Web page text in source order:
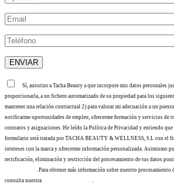
Sí, autorizo a Tacha Beauty a que incorpore mis datos personales
proporcionarla, a un fichero automatizado de su propiedad para los
mantener una relación contractual 2) para valorar mi adecuación a un
notificarme oportunidades de empleo, ofrecerme formación y servicios de
contratos y asignaciones. He leído la Política de Privacidad y entiendo que
formulario será tratada por TACHA BEAUTY & WELLNESS, S.L con el
intereses con la marca y ofrecerme información personalizada. Asimismo
rectificación, eliminación y restricción del procesamiento de tus datos
. Para obtener más información sobre nuestro procesamiento
consulta nuestra